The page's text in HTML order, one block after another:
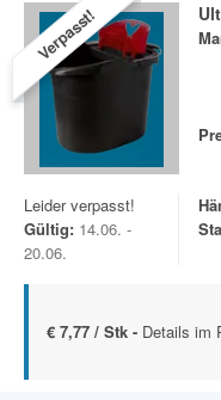
Verpasst!
Leider verpasst!
Gültig: 14.06. -
20.06.
€ 7,77 / Stk - Details im